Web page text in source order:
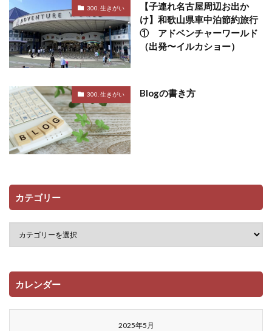
300. 生きがい
【子連れ名古屋周辺お出か
け】和歌山県車中泊節約旅行
① アドベンチャーワールド
（出発〜イルカショー）
300. 生きがい Blogの書き方
カテゴリー
カレンダー
2025年5月